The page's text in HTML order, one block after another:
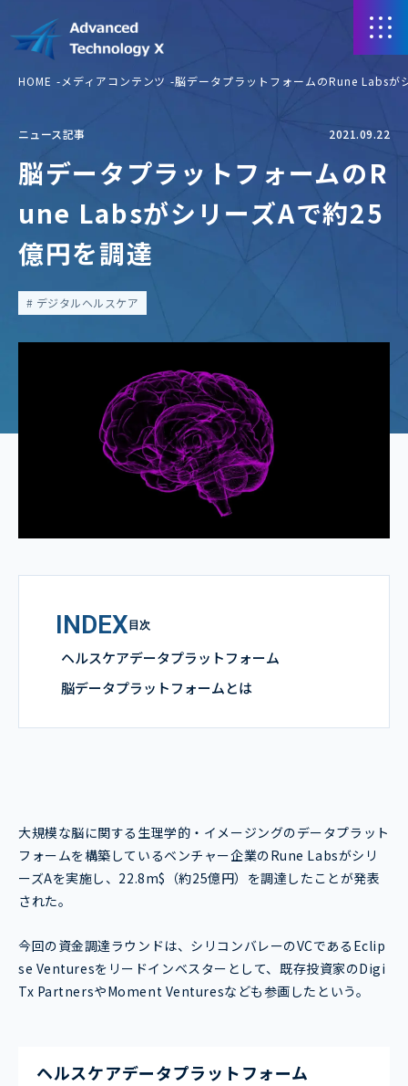
HOME メディアコンテンツ 脳データプラットフォームのRune Labsが
ニュース記事 2021.09.22
脳データプラットフォームのR
une LabsがシリーズAで約25
億円を調達
デジタルヘルスケア
INDEX目次
ヘルスケアデータプラットフォーム
脳データプラットフォームとは
大規模な脳に関する生理学的・イメージングのデータプラット
フォームを構築しているベンチャー企業のRune Labsがシリ
ーズAを実施し、22.8m$（約25億円）を調達したことが発表
された。
今回の資金調達ラウンドは、シリコンバレーのVCであるEclip
se Venturesをリードインベスターとして、既存投資家のDigi
Tx PartnersやMoment Venturesなども参画したという。
ヘルスケアデータプラットフォーム